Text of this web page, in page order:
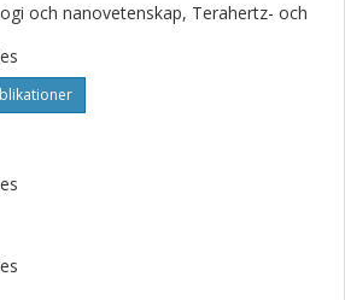
och nanovetenskap, Terahertz- och